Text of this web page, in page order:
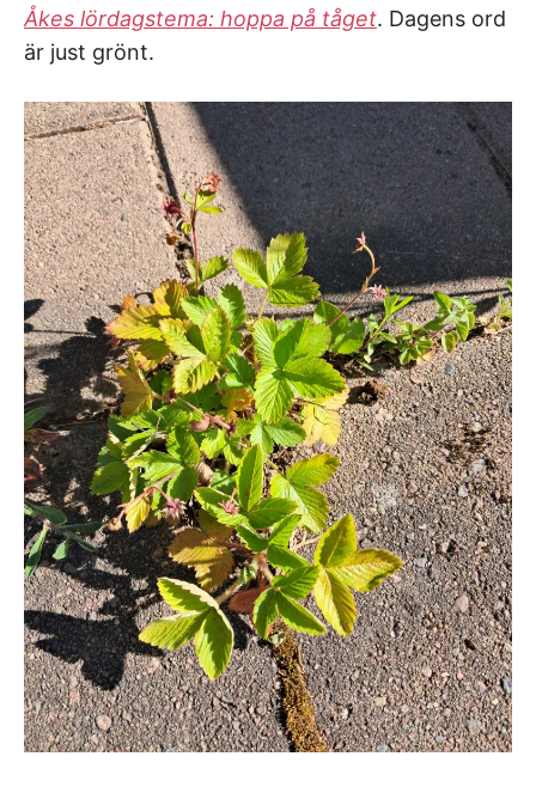
Åkes lördagstema: hoppa på tåget. Dagens ord
är just grönt.